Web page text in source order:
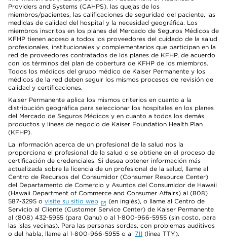
Providers and Systems (CAHPS), las quejas de los
miembros/pacientes, las calificaciones de seguridad del paciente, las
medidas de calidad del hospital y la necesidad geográfica. Los
miembros inscritos en los planes del Mercado de Seguros Médicos de
KFHP tienen acceso a todos los proveedores del cuidado de la salud
profesionales, institucionales y complementarios que participan en la
red de proveedores contratados de los planes de KFHP, de acuerdo
con los términos del plan de cobertura de KFHP de los miembros.
Todos los médicos del grupo médico de Kaiser Permanente y los
médicos de la red deben seguir los mismos procesos de revisión de
calidad y certificaciones.
Kaiser Permanente aplica los mismos criterios en cuanto a la
distribución geográfica para seleccionar los hospitales en los planes
del Mercado de Seguros Médicos y en cuanto a todos los demás
productos y líneas de negocio de Kaiser Foundation Health Plan
(KFHP).
La información acerca de un profesional de la salud nos la
proporciona el profesional de la salud o se obtiene en el proceso de
certificación de credenciales. Si desea obtener información más
actualizada sobre la licencia de un profesional de la salud, llame al
Centro de Recursos del Consumidor (Consumer Resource Center)
del Departamento de Comercio y Asuntos del Consumidor de Hawaii
(Hawaii Department of Commerce and Consumer Affairs) al (808)
587-3295 o visite su sitio web
(en inglés), o llame al Centro de
Servicio al Cliente (Customer Service Center) de Kaiser Permanente
al (808) 432-5955 (para Oahu) o al 1-800-966-5955 (sin costo, para
las islas vecinas). Para las personas sordas, con problemas auditivos
o del habla, llame al 1-800-966-5955 o al 711 (línea TTY).